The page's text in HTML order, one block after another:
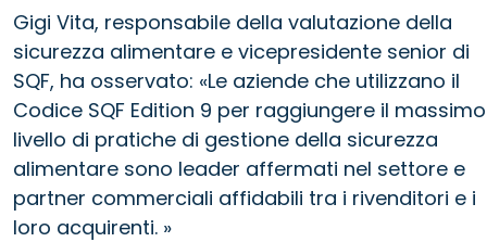
Gigi Vita, responsabile della valutazione della
sicurezza alimentare e vicepresidente senior di
SQF, ha osservato: «Le aziende che utilizzano il
Codice SQF Edition 9 per raggiungere il massimo
livello di pratiche di gestione della sicurezza
alimentare sono leader affermati nel settore e
partner commerciali affidabili tra i rivenditori e i
loro acquirenti. »